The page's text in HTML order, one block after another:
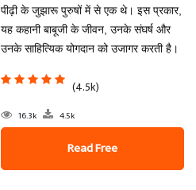
पीढ़ी के जुझारू पुरुषों में से एक थे। इस प्रकार,
यह कहानी बाबूजी के जीवन, उनके संघर्ष और
उनके साहित्यिक योगदान को उजागर करती है।
(4.5k)
16.3k 4.5k
Read Free